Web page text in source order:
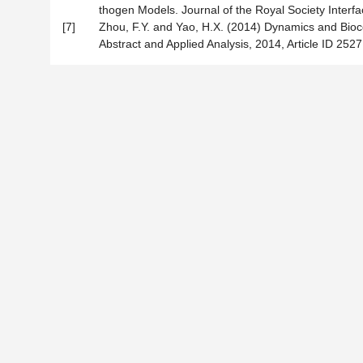
thogen Models. Journal of the Royal Society
[7]
Zhou, F.Y. and Yao, H.X. (2014) Dynamics and
Abstract and Applied Analysis, 2014, Article ID